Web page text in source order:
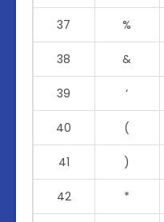
37 %
38 &
39 ‘
40 (
41 )
42 *